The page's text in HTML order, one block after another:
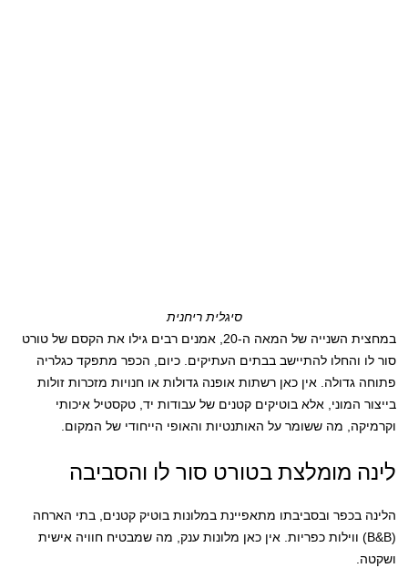
סיגלית ריחנית
במחצית השנייה של המאה ה-20, אמנים רבים גילו את הקסם של טורט
סור לו והחלו להתיישב בבתים העתיקים. כיום, הכפר מתפקד כגלריה
פתוחה גדולה. אין כאן רשתות אופנה גדולות או חנויות מזכרות זולות
בייצור המוני, אלא בוטיקים קטנים של עבודות יד, טקסטיל איכותי
וקרמיקה, מה ששומר על האותנטיות והאופי הייחודי של המקום.
לינה מומלצת בטורט סור לו והסביבה
הלינה בכפר ובסביבתו מתאפיינת במלונות בוטיק קטנים, בתי הארחה
(B&B) ווילות כפריות. אין כאן מלונות ענק, מה שמבטיח חוויה אישית
ושקטה.